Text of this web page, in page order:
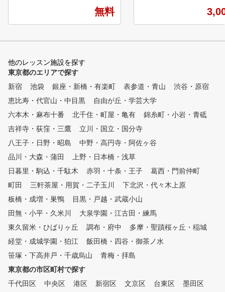
フレッスンが、毎日いつでも何
度でも受けられて、短期間での
スコアアップを目指すことがで
ドローなどの球筋を忠実に再現
。ショット改善に必要な項目が
数値化され、ゴルフの現状と課
題が「見える化」されます。ま
た、毎回自動的に2方向からス
イング撮影しており、スロー再
生や一時停止などで自分のフォ
ることができます。 ②シミュ
レーターを活用した専属プロに
よるレッスン シミュレーター
により「見える化」されたデー
タをもとに、外部資格を有する
専属プロがレッスンをおこない
、シミュレーターの映像や数値
データを確認しながら、会員様
にわかりやすくレッスンします
。会員様一人一人のレッスン内
容をカルテで共有しており、前
回の復習や今後の課題など、継
けます。 ③レッスン受け放題
無料
ルは、現在都内2箇所でゴ
ルフ上達をサポートし、
他のレッスン施設を探す
東京都のエリアで探す
新宿
池袋 銀座・新橋・有楽町 表参道・青山
渋谷・原宿
恵比寿・代官山・中目黒
自由が丘・学芸大学
六本木・麻布十番
北千住・町屋・亀有
錦糸町・小岩・青砥
吉祥寺・荻窪・三鷹
立川・国立・国分寺
八王子・日野・昭島
中野・高円寺・阿佐ヶ谷
品川・大森・蒲田
上野・日本橋・浅草
日暮里・駒込・千駄木
赤羽・十条・王子
葛西・門前仲町
町田
三軒茶屋・用賀・二子玉川
下北沢・代々木上原
板橋・成増・巣鴨
目黒・戸越・武蔵小山
田無・小平・久米川
大泉学園・江古田・練馬
東久留米・ひばりヶ丘
調布・府中
多摩・聖蹟桜ヶ丘・稲城
経堂・成城学園・狛江
飯田橋・四谷・御茶ノ水
笹塚・下高井戸・千歳烏山
青梅・拝島
東京都の市区町村で探す
千代田区
中央区 港区 新宿区 文京区 台東区
墨田区